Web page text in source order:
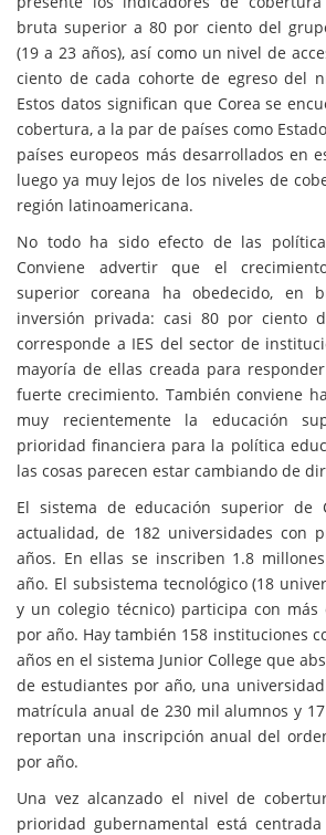
bruta superior a 80 por ciento del
(19 a 23 años), así como un nivel de
ciento de cada cohorte de egreso del
Estos datos significan que Corea se
cobertura, a la par de países como
países europeos más desarrollados en
luego ya muy lejos de los niveles de
región latinoamericana.
No todo ha sido efecto de las
Conviene advertir que el
superior coreana ha obedecido, en
inversión privada: casi 80 por ciento
corresponde a IES del sector de
mayoría de ellas creada para
fuerte crecimiento. También conviene
muy recientemente la educación
prioridad financiera para la política
las cosas parecen estar cambiando de
El sistema de educación superior de
actualidad, de 182 universidades con
años. En ellas se inscriben 1.8
año. El subsistema tecnológico (18
y un colegio técnico) participa con
por año. Hay también 158 instituciones
años en el sistema Junior College que
de estudiantes por año, una
matrícula anual de 230 mil alumnos y
reportan una inscripción anual del
por año.
Una vez alcanzado el nivel de
prioridad gubernamental está